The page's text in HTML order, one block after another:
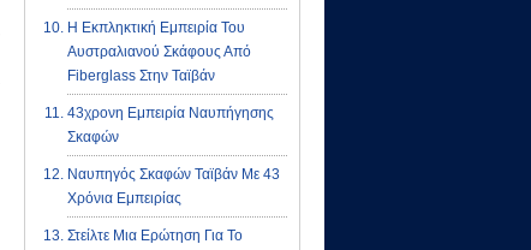
Η Εκπληκτική Εμπειρία Του
Αυστραλιανού Σκάφους Από
Fiberglass Στην Ταϊβάν
43χρονη Εμπειρία Ναυπήγησης
Σκαφών
Ναυπηγός Σκαφών Ταϊβάν Με 43
Χρόνια Εμπειρίας
Στείλτε Μια Ερώτηση Για Το